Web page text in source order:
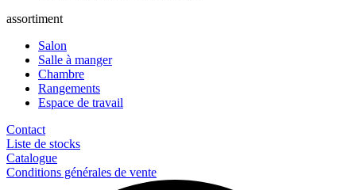
assortiment
Salon
Salle à manger
Chambre
Rangements
Espace de travail
Contact
Liste de stocks
Catalogue
Conditions générales de vente